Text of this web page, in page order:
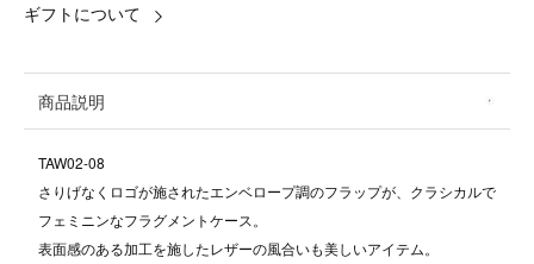
ギフトについて
商品説明
TAW02-08
さりげなくロゴが施されたエンベロープ調のフラップが、クラシカルで
フェミニンなフラグメントケース。
表面感のある加工を施したレザーの風合いも美しいアイテム。